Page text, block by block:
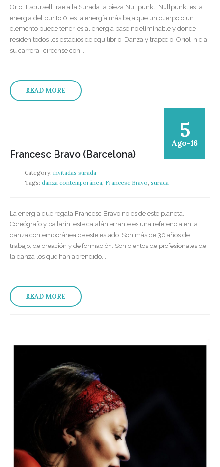
Oriol Escursell trae a la Surada la pieza Nullpunkt. Nullpunkt es la
energía del punto 0, es la energía más baja que un cuerpo o un
elemento puede tener, es al energía base no eliminable y donde
residen todos los estadios de equilibrio. Danza y trapecio. Oriol inicia
su carrera circense con...
READ MORE
5
Ago-16
Francesc Bravo (Barcelona)
Category: invitadas surada
Tags: danza contemporánea Francesc Bravo surada
La energía que regala Francesc Bravo no es de este planeta.
Coreógrafo y bailarín, este catalán errante es una referencia en la
danza contemporánea de este estado. Son más de 30 años de
trabajo, de creación y de formación. Son cientos de profesionales de
la danza los que han aprendido...
READ MORE